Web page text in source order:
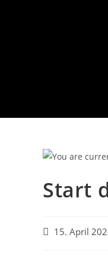
Start
Beitrag
15. April